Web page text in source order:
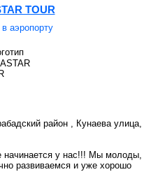
TOUR
аэропорту
район , Кунаева улица,
начинается у нас!!! Мы молоды,
развиваемся и уже хорошо